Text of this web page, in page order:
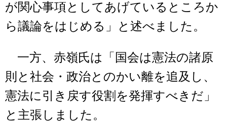
が関心事項としてあげているところか
ら議論をはじめる」と述べました。
一方、赤嶺氏は「国会は憲法の諸原
則と社会・政治とのかい離を追及し、
憲法に引き戻す役割を発揮すべきだ」
と主張しました。